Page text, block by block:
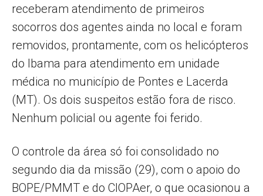
receberam atendimento de primeiros
socorros dos agentes ainda no local e foram
removidos, prontamente, com os helicópteros
do Ibama para atendimento em unidade
médica no município de Pontes e Lacerda
(MT). Os dois suspeitos estão fora de risco.
Nenhum policial ou agente foi ferido.
O controle da área só foi consolidado no
segundo dia da missão (29), com o apoio do
BOPE/PMMT e do CIOPAer, o que ocasionou a